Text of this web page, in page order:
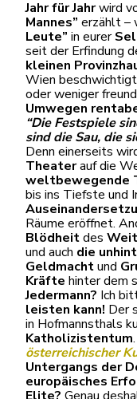
Jahr für Jahrwird
Mannes” erzählt –
Leute” in eurer
seit der Erfindung
kleinen
Wien
oder weniger
Umwegen
“Die Festspiele
sind die Sau, die
Denn einerseits
Theaterauf die
weltbewegende
bis ins Tiefste und
Räume eröffnet.
Blödheitdes
und auch die
Geldmachtund
Kräfte hinter dem
Jedermann? Ich
leisten kann! Der
in Hofmannsthals
Katholizistentum.
österreichischer
Untergangs der
europäisches